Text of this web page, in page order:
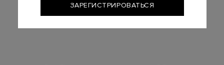
ЗАРЕГИСТРИРОВАТЬСЯ